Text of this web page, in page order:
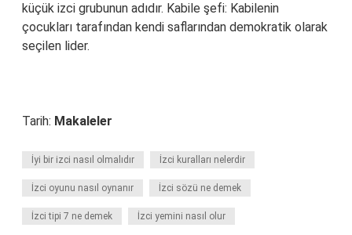
küçük izci grubunun adıdır. Kabile şefi: Kabilenin
çocukları tarafından kendi saflarından demokratik olarak
seçilen lider.
Tarih: Makaleler
İyi bir izci nasıl olmalıdır İzci kuralları nelerdir
İzci oyunu nasıl oynanır İzci sözü ne demek
İzci tipi 7 ne demek İzci yemini nasıl olur